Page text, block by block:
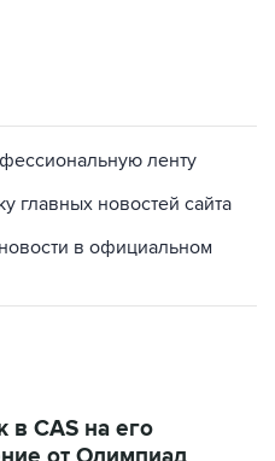
ленту
главных новостей сайта
в официальном
в CAS на его